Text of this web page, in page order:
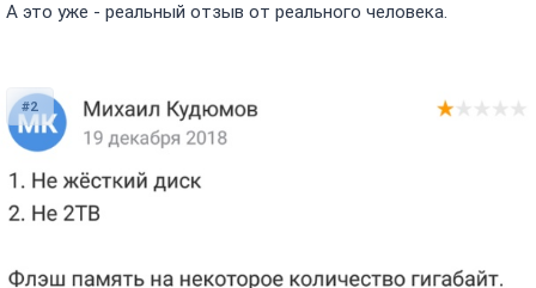
А это уже - реальный отзыв от реального человека.
#2